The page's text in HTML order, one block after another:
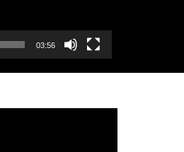
03:56